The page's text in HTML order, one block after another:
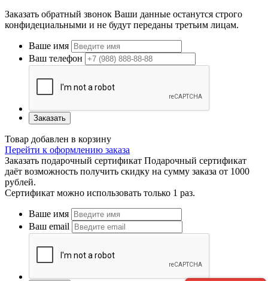
Заказать обратный звонок Ваши данные останутся строго
конфидециальными и не будут переданы третьим лицам.
Ваше имя
Ваш телефон
Заказать
Товар добавлен в корзину
Перейти к оформлению заказа
Заказать подарочный сертификат Подарочный сертификат
даёт возможность получить скидку на сумму заказа от 1000
рублей.
Сертификат можно использовать только 1 раз.
Ваше имя
Ваш email